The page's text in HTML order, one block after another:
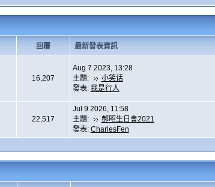
回覆 最新發表資訊
16,207
Aug 7 2023, 13:28
主題:
小笑话
發表: 我是行人
22,517
Jul 9 2026, 11:58
主題:
郝昭生日會2021
發表: CharlesFen